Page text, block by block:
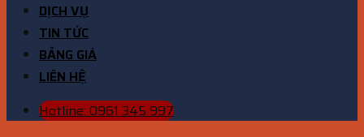
DỊCH VỤ
TIN TỨC
BẢNG GIÁ
LIÊN HỆ
Hotline: 0961 345 997